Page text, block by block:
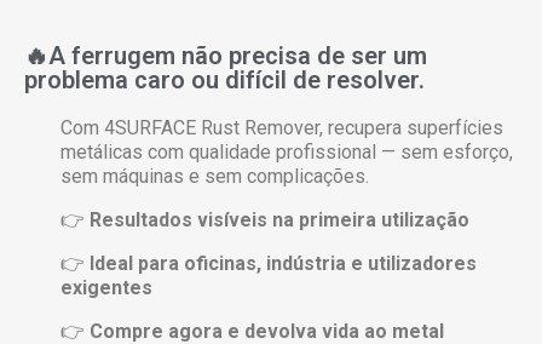
🔥A ferrugem não precisa de ser um
problema caro ou difícil de resolver.
Com 4SURFACE Rust Remover, recupera superfícies
metálicas com qualidade profissional — sem esforço,
sem máquinas e sem complicações.
👉 Resultados visíveis na primeira utilização
👉 Ideal para oficinas, indústria e utilizadores
exigentes
👉 Compre agora e devolva vida ao metal